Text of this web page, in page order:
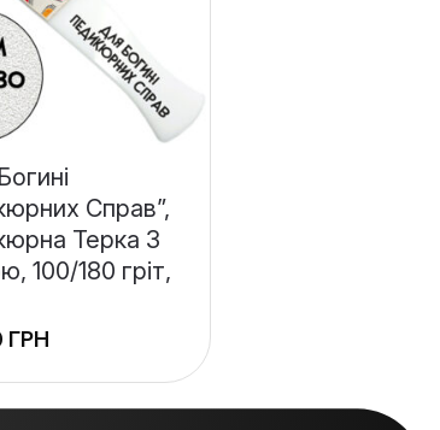
Справ”,
Терка З
100/180 гріт,
ГРН